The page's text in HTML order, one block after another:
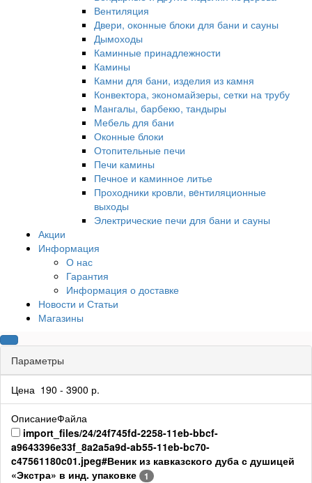
Вентиляция
Двери, оконные блоки для бани и сауны
Дымоходы
Каминные принадлежности
Камины
Камни для бани, изделия из камня
Конвектора, экономайзеры, сетки на трубу
Мангалы, барбекю, тандыры
Мебель для бани
Оконные блоки
Отопительные печи
Печи камины
Печное и каминное литье
Проходники кровли, вeнтиляционные
выходы
Электрические печи для бани и сауны
Акции
Информация
О нас
Гарантия
Информация о доставке
Новости и Статьи
Магазины
Параметры
Цена 190 - 3900 р.
ОписаниеФайла
import_files/24/24f745fd-2258-11eb-bbcf-
a9643396e33f_8a2a5a9d-ab55-11eb-bc70-
c47561180c01.jpeg#Веник из кавказского дуба с душицей
«Экстра» в инд. упаковке
1